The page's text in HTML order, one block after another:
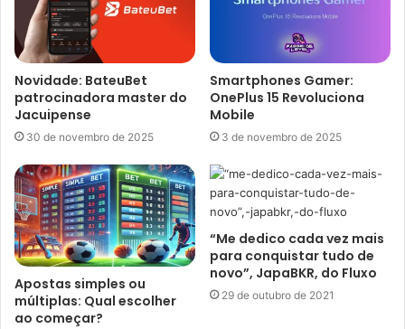
Novidade: BateuBet
patrocinadora master do
Jacuipense
30 de novembro de 2025
Smartphones Gamer:
OnePlus 15 Revoluciona
Mobile
3 de novembro de 2025
Apostas simples ou
múltiplas: Qual escolher
ao começar?
“Me dedico cada vez mais
para conquistar tudo de
novo”, JapaBKR, do Fluxo
29 de outubro de 2021